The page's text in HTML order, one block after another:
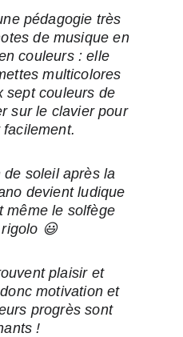
pédagogie très
de musique en
couleurs : elle
multicolores
sept couleurs de
sur le clavier pour
de soleil après la
devient ludique
le solfège
😃
plaisir et
motivation et
progrès sont
!